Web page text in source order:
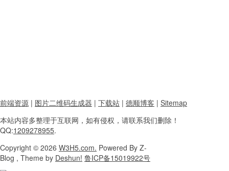
前端资源 | 图片二维码生成器 | 下载站 | 德顺博客 | Sitemap
本站内容多整理于互联网， 如有侵权，请联系我们删除！
QQ:1209278955.
Copyright © 2026 W3H5.com. Powered By Z-
Blog , Theme by Deshun! 鲁ICP备15019922号